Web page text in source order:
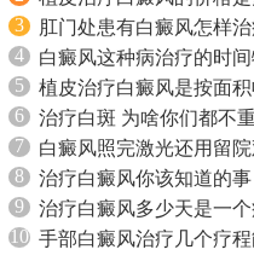
3
肛门处患有白癜风怎样
4
白癜风这种病治疗的时
5
植皮治疗白癜风是按面
6
治疗白斑 为啥你们都不
7
白癜风照完激光还用留
8
治疗白癜风你该知道的事
9
治疗白癜风多少天是一
10 手部白癜风治疗几个疗